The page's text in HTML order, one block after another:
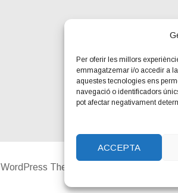
Per oferir les millors
emmagatzemar i/o accedir a
aquestes tecnologies ens
navegació o identificadors
pot afectar negativament
ACCEPTA
WordPress Theme by Maiol Xercacavins